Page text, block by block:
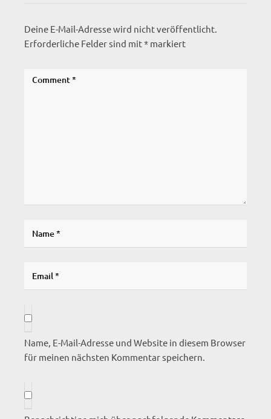
Deine E-Mail-Adresse wird nicht veröffentlicht.
Erforderliche Felder sind mit* markiert
Name, E-Mail-Adresse und Website in diesem Browser
für meinen nächsten Kommentar speichern.